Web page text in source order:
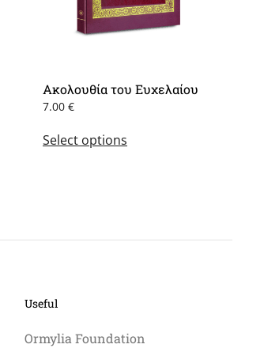
Ακολουθία του Ευχελαίου
7.00 €
Select optionsproduct
options
the
Useful
Ormylia Foundation